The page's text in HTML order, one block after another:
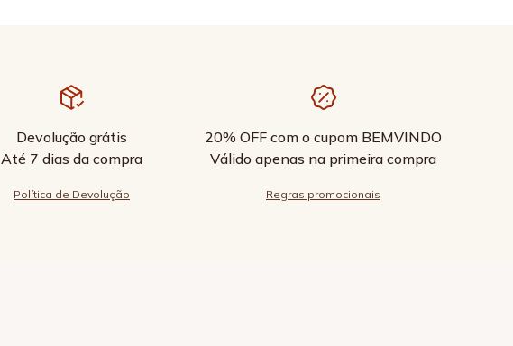
Devolução grátis
Até 7 dias da compra
Política de Devolução
20% OFF com o cupom BEMVINDO
Válido apenas na primeira compra
Regras promocionais